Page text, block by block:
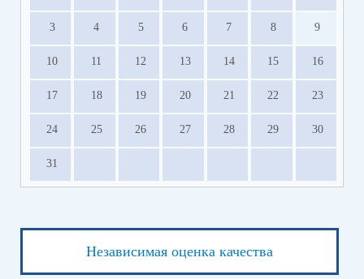
3 4 5 6 7 8 9
10 11 12 13 14 15 16
17 18 19 20 21 22 23
24 25 26 27 28 29 30
31
Независимая оценка качества